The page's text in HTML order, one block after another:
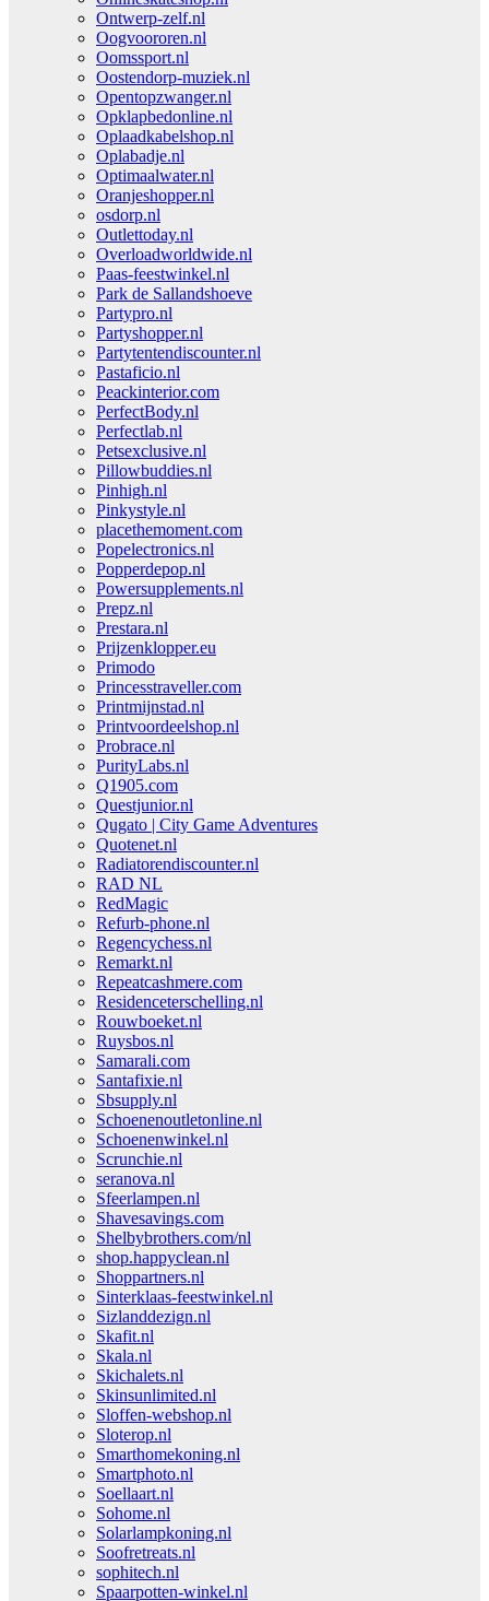
Ontwerp-zelf.nl
Oogvoororen.nl
Oomssport.nl
Oostendorp-muziek.nl
Opentopzwanger.nl
Opklapbedonline.nl
Oplaadkabelshop.nl
Oplabadje.nl
Optimaalwater.nl
Oranjeshopper.nl
osdorp.nl
Outlettoday.nl
Overloadworldwide.nl
Paas-feestwinkel.nl
Park de Sallandshoeve
Partypro.nl
Partyshopper.nl
Partytentendiscounter.nl
Pastaficio.nl
Peackinterior.com
PerfectBody.nl
Perfectlab.nl
Petsexclusive.nl
Pillowbuddies.nl
Pinhigh.nl
Pinkystyle.nl
placethemoment.com
Popelectronics.nl
Popperdepop.nl
Powersupplements.nl
Prepz.nl
Prestara.nl
Prijzenklopper.eu
Primodo
Princesstraveller.com
Printmijnstad.nl
Printvoordeelshop.nl
Probrace.nl
PurityLabs.nl
Q1905.com
Questjunior.nl
Qugato | City Game Adventures
Quotenet.nl
Radiatorendiscounter.nl
RAD NL
RedMagic
Refurb-phone.nl
Regencychess.nl
Remarkt.nl
Repeatcashmere.com
Residenceterschelling.nl
Rouwboeket.nl
Ruysbos.nl
Samarali.com
Santafixie.nl
Sbsupply.nl
Schoenenoutletonline.nl
Schoenenwinkel.nl
Scrunchie.nl
seranova.nl
Sfeerlampen.nl
Shavesavings.com
Shelbybrothers.com/nl
shop.happyclean.nl
Shoppartners.nl
Sinterklaas-feestwinkel.nl
Sizlanddezign.nl
Skafit.nl
Skala.nl
Skichalets.nl
Skinsunlimited.nl
Sloffen-webshop.nl
Sloterop.nl
Smarthomekoning.nl
Smartphoto.nl
Soellaart.nl
Sohome.nl
Solarlampkoning.nl
Soofretreats.nl
sophitech.nl
Spaarpotten-winkel.nl